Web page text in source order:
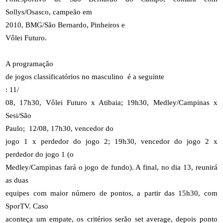
Sollys/Osasco, campeão em
2010, BMG/São Bernardo, Pinheiros e
Vôlei Futuro.
A programação
de jogos classificatórios no masculino é a seguinte
: 11/
08, 17h30, Vôlei Futuro x Atibaia; 19h30, Medley/Campinas x
Sesi/São
Paulo; 12/08, 17h30, vencedor do
jogo 1 x perdedor do jogo 2; 19h30, vencedor do jogo 2 x
perdedor do jogo 1 (o
Medley/Campinas fará o jogo de fundo). A final, no dia 13, reunirá
as duas
equipes com maior número de pontos, a partir das 15h30, com
SporTV. Caso
aconteça um empate, os critérios serão set average, depois ponto